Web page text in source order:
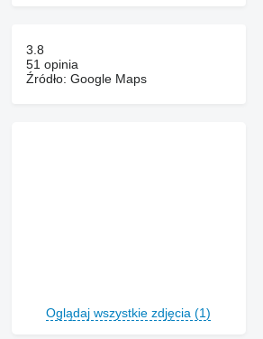
3.8
51 opinia
Źródło: Google Maps
Oglądaj wszystkie zdjęcia (1)